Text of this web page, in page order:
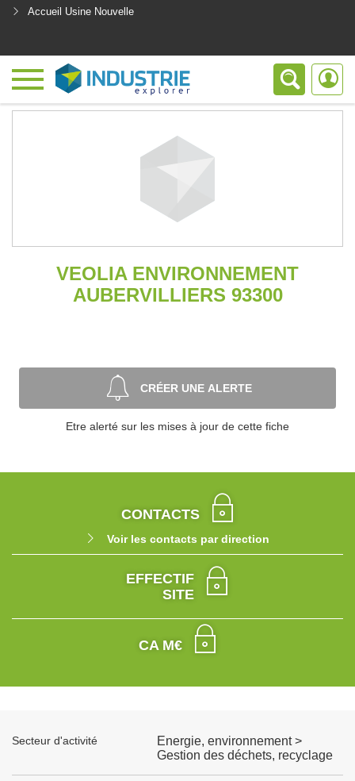
Accueil Usine Nouvelle
VEOLIA ENVIRONNEMENT
AUBERVILLIERS 93300
CRÉER UNE ALERTE
Etre alerté sur les mises à jour de cette fiche
CONTACTS
Voir les contacts par direction
EFFECTIF
SITE
CA M€
Secteur d'activité
Energie, environnement >
Gestion des déchets, recyclage